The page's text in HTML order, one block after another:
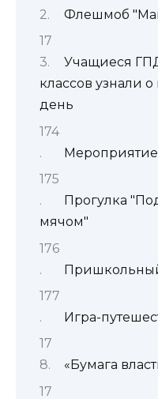
Флешмоб
Учащиеся
классов узнали
день
Прогулка
мячом"
Игра-
«Бумага